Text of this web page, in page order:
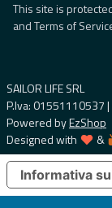
This site is
andTerms of
SAILOR LIFE SRL
P.Iva: 01551110537
Powered byEzShop
Designed with
&
Informativa